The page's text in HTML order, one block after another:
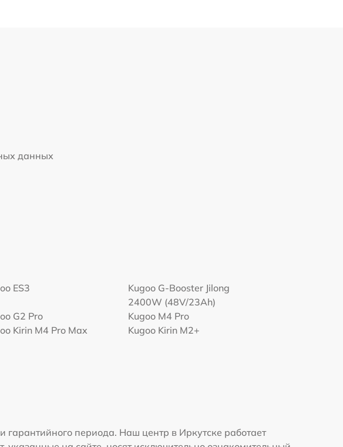
данных
ES3
Kugoo G-Booster Jilong
2400W (48V/23Ah)
G2 Pro
Kugoo M4 Pro
Kirin M4 Pro Max
Kugoo Kirin M2+
периода. Наш центр в Иркутске работает